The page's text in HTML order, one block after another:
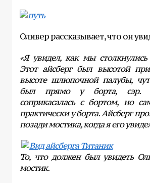
Оливер рассказывает, что он
«Я увидел, как мы
Этот айсберг был высотой
высоте шлюпочной палубы,
был прямо у борта, сэр.
соприкасалась с бортом, но
практически у борта. Айсберг
позади мостика, когда я его
То, что должен был увидеть
мостик.